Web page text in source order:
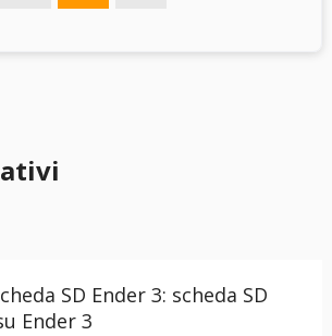
SD Ender 3: scheda SD
Ender 3